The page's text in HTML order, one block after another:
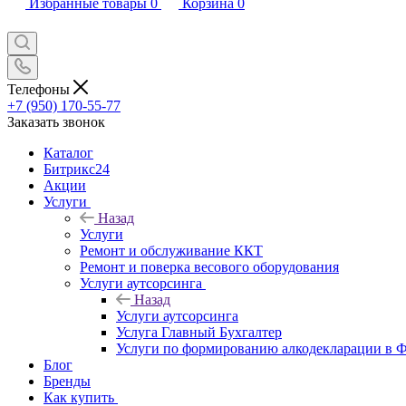
Избранные товары 0 Корзина 0
Телефоны
+7 (950) 170-55-77
Заказать звонок
Каталог
Битрикс24
Акции
Услуги
Назад
Услуги
Ремонт и обслуживание ККТ
Ремонт и поверка весового оборудования
Услуги аутсорсинга
Назад
Услуги аутсорсинга
Услуга Главный Бухгалтер
Услуги по формированию алкодекларации в
Блог
Бренды
Как купить